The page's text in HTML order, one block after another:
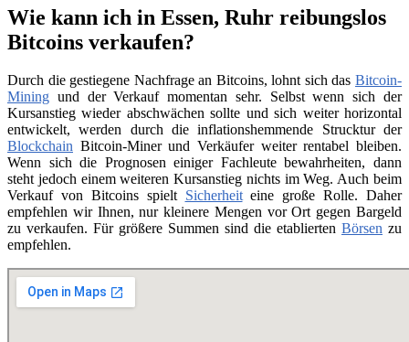
Wie kann ich in Essen, Ruhr reibungslos
Bitcoins verkaufen?
Durch die gestiegene Nachfrage an Bitcoins, lohnt sich das Bitcoin-
Mining und der Verkauf momentan sehr. Selbst wenn sich der
Kursanstieg wieder abschwächen sollte und sich weiter horizontal
entwickelt, werden durch die inflationshemmende Strucktur der
Blockchain Bitcoin-Miner und Verkäufer weiter rentabel bleiben.
Wenn sich die Prognosen einiger Fachleute bewahrheiten, dann
steht jedoch einem weiteren Kursanstieg nichts im Weg. Auch beim
Verkauf von Bitcoins spielt Sicherheiteine große Rolle. Daher
empfehlen wir Ihnen, nur kleinere Mengen vor Ort gegen Bargeld
zu verkaufen. Für größere Summen sind die etablierten Börsen zu
empfehlen.